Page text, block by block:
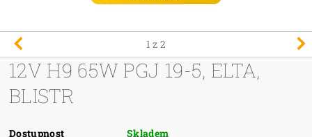
1 z 2
12V H9 65W PGJ 19-5, ELTA,
BLISTR
Dostupnost Skladem